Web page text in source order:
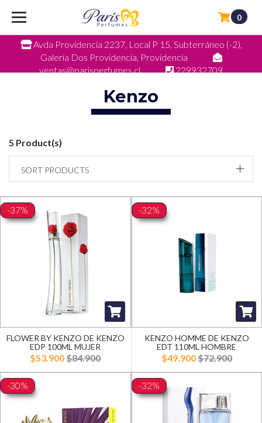
Avda Providencia 2237, Local P 15, Subterráneo (-2),
Galeria Dos Providencia, Providencia
ventas@parisperfumes.cl
229932709
0
Kenzo
5 Product(s)
SORT PRODUCTS
-37%
FLOWER BY KENZO DE KENZO
EDP 100ML MUJER
$53.900$84.900
-32%
KENZO HOMME DE KENZO
EDT 110ML HOMBRE
$49.900$72.900
-30% -32%